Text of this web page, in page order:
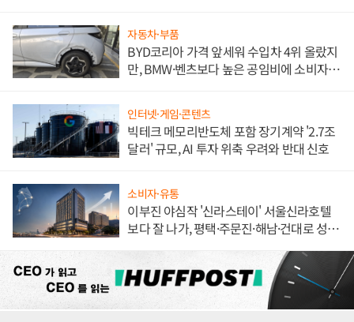
자동차·부품
BYD코리아 가격 앞세워 수입차 4위 올랐지
만, BMW·벤츠보다 높은 공임비에 소비자
인터넷·게임·콘텐츠
빅테크 메모리반도체 포함 장기계약 '2.7조
달러' 규모, AI 투자 위축 우려와 반대 신호
소비자·유통
이부진 야심작 '신라스테이' 서울신라호텔
보다 잘 나가, 평택·주문진·해남·건대로 성